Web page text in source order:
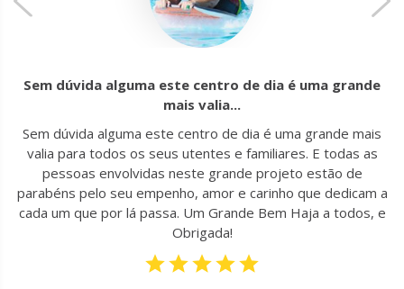
Sem dúvida alguma este centro de dia é uma grande
mais valia...
Sem dúvida alguma este centro de dia é uma grande mais
valia para todos os seus utentes e familiares. E todas as
pessoas envolvidas neste grande projeto estão de
parabéns pelo seu empenho, amor e carinho que dedicam a
cada um que por lá passa. Um Grande Bem Haja a todos, e
Obrigada!